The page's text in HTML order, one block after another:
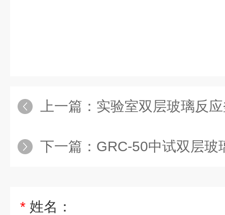
上一篇： 实验室双层玻璃反
下一篇： GRC-50中试双层玻
* 姓名：